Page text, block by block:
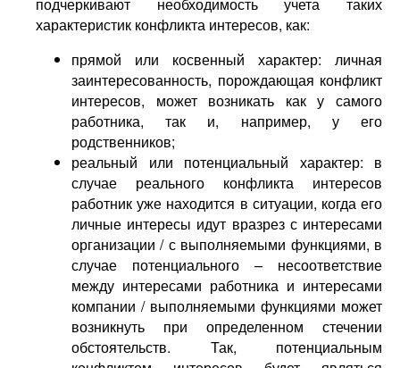
характеристик конфликта интересов, как:
прямой или косвенный характер: личная
заинтересованность, порождающая конфликт
интересов, может возникать как у самого
работника, так и, например, у его
родственников;
реальный или потенциальный характер: в
случае реального конфликта интересов
работник уже находится в ситуации, когда его
личные интересы идут вразрез с интересами
организации / с выполняемыми функциями, в
случае потенциального – несоответствие
между интересами работника и интересами
компании / выполняемыми функциями может
возникнуть при определенном стечении
обстоятельств. Так, потенциальным